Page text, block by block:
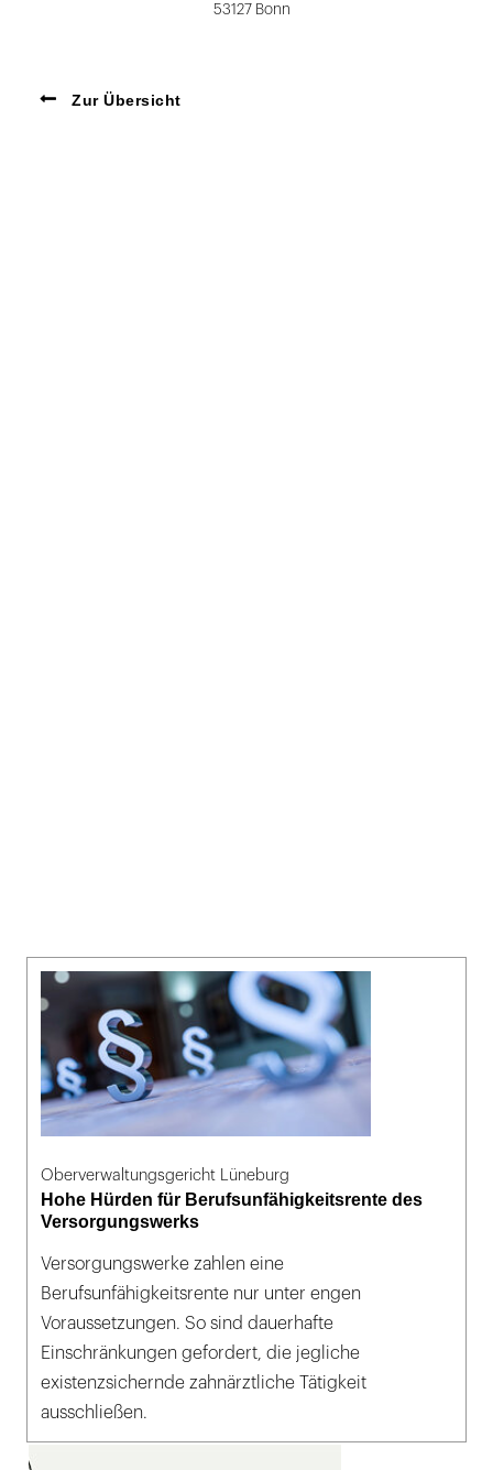
53127 Bonn
Zur Übersicht
Oberverwaltungsgericht Lüneburg
Hohe Hürden für Berufsunfähigkeitsrente des
Versorgungswerks
Versorgungswerke zahlen eine
Berufsunfähigkeitsrente nur unter engen
Voraussetzungen. So sind dauerhafte
Einschränkungen gefordert, die jegliche
existenzsichernde zahnärztliche Tätigkeit
ausschließen.